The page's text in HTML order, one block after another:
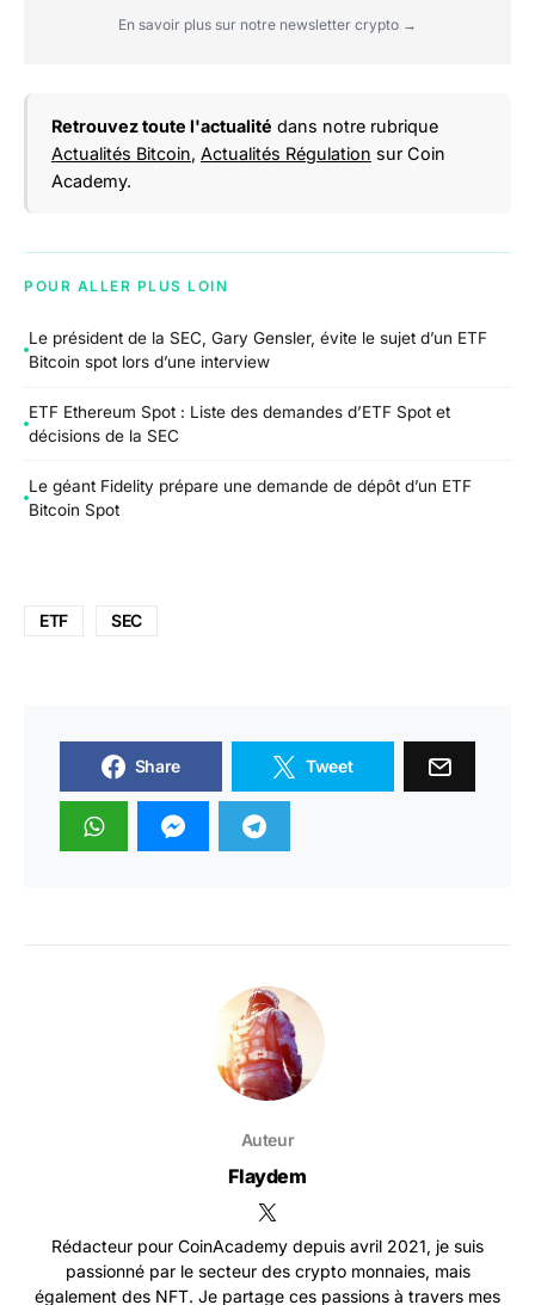
En savoir plus sur notre newsletter crypto →
Retrouvez toute l'actualité dans notre rubrique
Actualités Bitcoin, Actualités Régulation sur Coin
Academy.
POUR ALLER PLUS LOIN
Le président de la SEC, Gary Gensler, évite le sujet d’un ETF
Bitcoin spot lors d’une interview
ETF Ethereum Spot : Liste des demandes d’ETF Spot et
décisions de la SEC
Le géant Fidelity prépare une demande de dépôt d’un ETF
Bitcoin Spot
ETF SEC
Share Tweet
Auteur
Flaydem
Rédacteur pour CoinAcademy depuis avril 2021, je suis
passionné par le secteur des crypto monnaies, mais
également des NFT. Je partage ces passions à travers mes